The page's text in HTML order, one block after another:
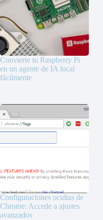
Convierte tu Raspberry Pi
en un agente de IA local
fácilmente
Configuraciones ocultas de
Chrome: Accede a ajustes
avanzados